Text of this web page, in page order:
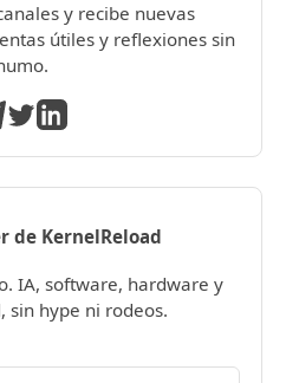
y recibe nuevas
útiles y reflexiones sin
KernelReload
IA, software, hardware y
sin hype ni rodeos.